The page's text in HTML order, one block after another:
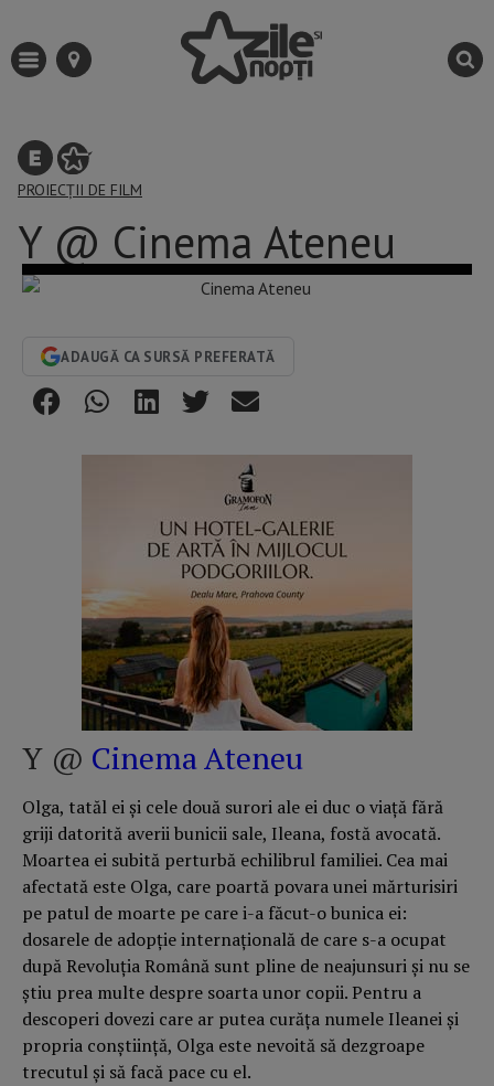
PROIECȚII DE FILM
Y @ Cinema Ateneu
ADAUGĂ CA SURSĂ PREFERATĂ
Y @ Cinema Ateneu
Olga, tatăl ei și cele două surori ale ei duc o viață fără
griji datorită averii bunicii sale, Ileana, fostă avocată.
Moartea ei subită perturbă echilibrul familiei. Cea mai
afectată este Olga, care poartă povara unei mărturisiri
pe patul de moarte pe care i-a făcut-o bunica ei:
dosarele de adopție internațională de care s-a ocupat
după Revoluția Română sunt pline de neajunsuri și nu se
știu prea multe despre soarta unor copii. Pentru a
descoperi dovezi care ar putea curăţa numele Ileanei şi
propria conştiinţă, Olga este nevoită să dezgroape
trecutul şi să facă pace cu el.